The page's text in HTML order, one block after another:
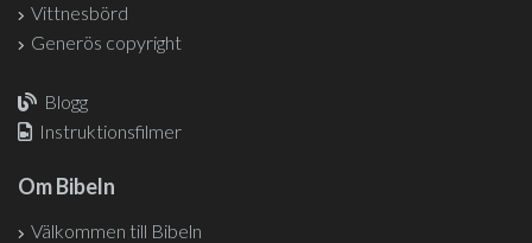
Vittnesbörd
Generös copyright
Blogg
Instruktionsfilmer
Om Bibeln
Välkommen till Bibeln